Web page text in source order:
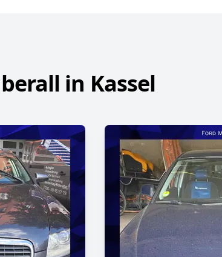
in Kassel